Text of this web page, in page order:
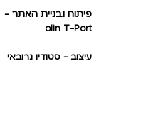
פיתוח ובניית האתר -
T-Port
olin
עיצוב - סטודיו נרובאי